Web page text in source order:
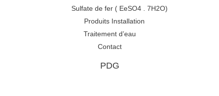
Sulfate de fer ( EeSO4 . 7H2O)
Produits Installation
Traitement d’eau
Contact
PDG